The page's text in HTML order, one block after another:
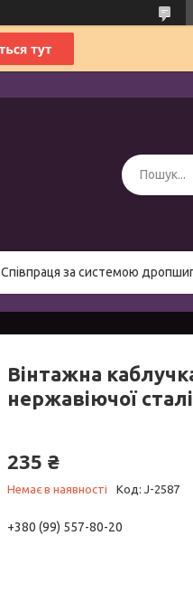
Співпраця за системою
Вінтажна
нержавіючої
235 ₴
Немає в наявності Код: J-2587
+380 (99) 557-80-20